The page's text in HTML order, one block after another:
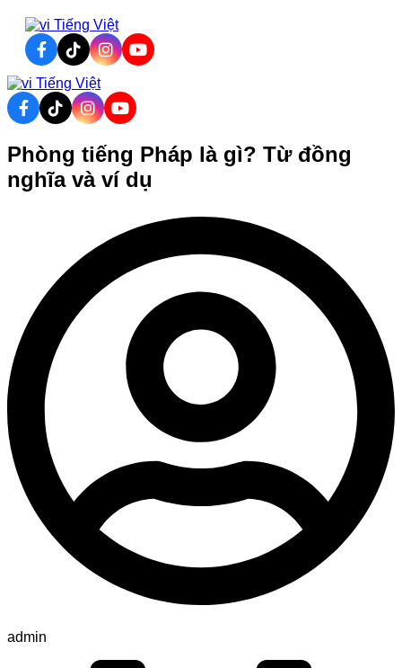
Tiếng Việt
Tiếng Việt
Phòng tiếng Pháp là gì? Từ đồng
nghĩa và ví dụ
admin